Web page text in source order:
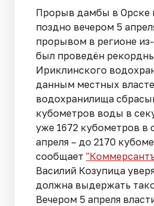
Прорыв дамбы в Орске
поздно вечером 5
прорывом в регионе
был проведён
Ириклинского
данным местных
водохранилища
кубометров воды в
уже 1672 кубометров в
апреля – до 2170
сообщает
Василий Козупица
должна выдержать
Вечером 5 апреля